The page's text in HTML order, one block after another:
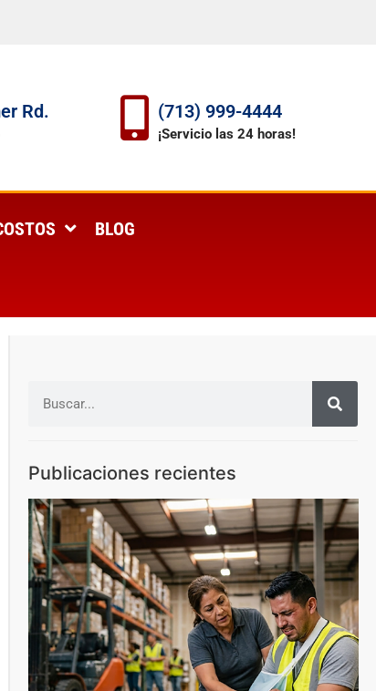
Rd. (713) 999-4444
¡Servicio las 24 horas!
BLOG
Publicaciones recientes